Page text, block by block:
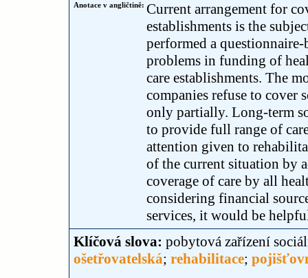
Anotace v angličtině: Current arrangement for
establishments is the
performed a
problems in funding of
care establishments. The
companies refuse to cover
only partially. Long-term
to provide full range of
attention given to
of the current situation by
coverage of care by all
considering financial
services, it would be
Klíčová slova: pobytová zařízení
ošetřovatelská; rehabilitace;